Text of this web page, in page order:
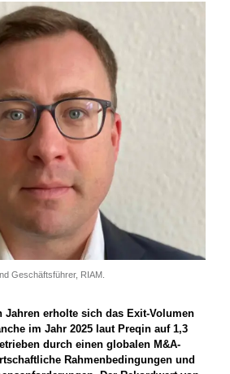
Geschäftsführer, RIAM.
Jahren erholte sich das Exit-Volumen
im Jahr 2025 laut Preqin auf 1,3
durch einen globalen M&A-
Rahmenbedingungen und